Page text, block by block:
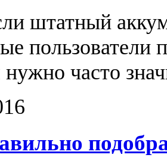
штатный
пользователи
часто